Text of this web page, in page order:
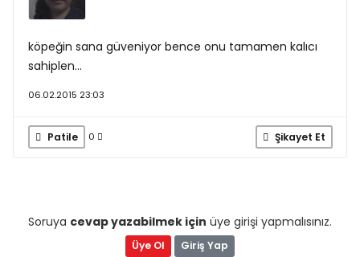
köpeğin sana güveniyor bence onu tamamen kalıcı
sahiplen...
06.02.2015 23:03
Patile 0 Şikayet Et
Soruya cevap yazabilmek için üye girişi yapmalısınız.
Üye Ol Giriş Yap